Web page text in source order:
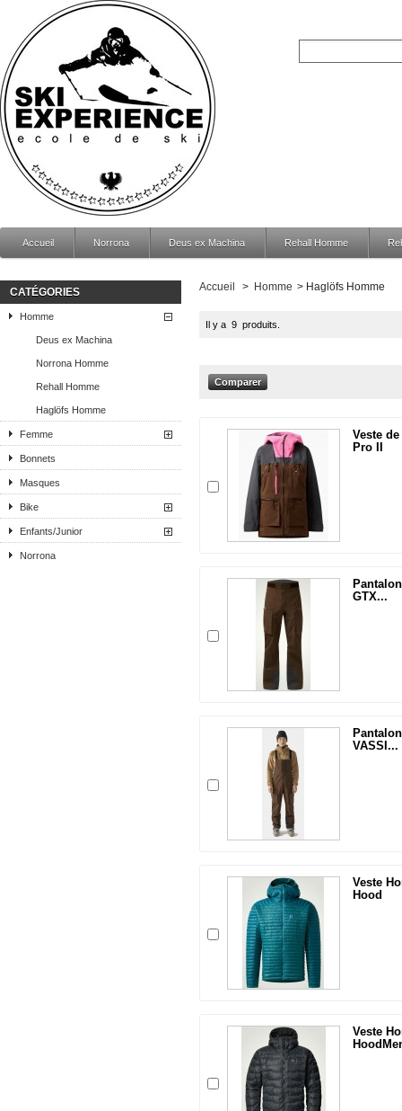
Accueil Norrona Deus ex Machina Rehall Homme
CATÉGORIES
Homme
Deus ex Machina
Norrona Homme
Rehall Homme
Haglöfs Homme
Femme
Bonnets
Masques
Bike
Enfants/Junior
Norrona
Accueil > Homme > Haglöfs Homme
Il y a 9 produits.
Veste
Pro II
GTX...
VASSI...
Veste
Hood
Veste